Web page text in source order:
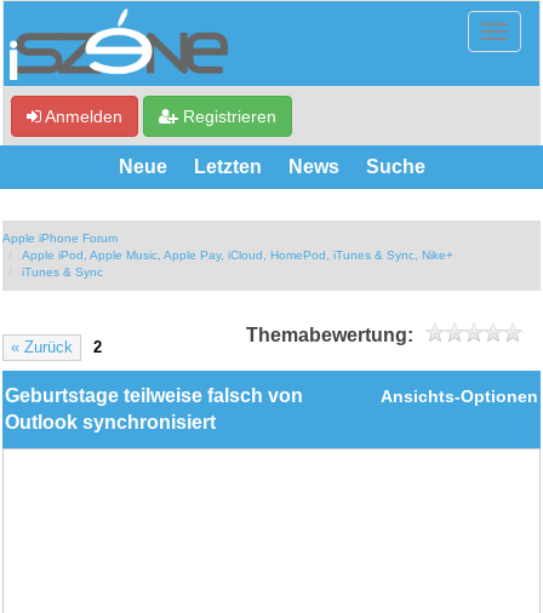
Anmelden Registrieren
Neue Letzten News Suche
Apple iPhone Forum
Apple iPod, Apple Music, Apple Pay, iCloud, HomePod, iTunes & Sync, Nike+
iTunes & Sync
« Zurück 2
Themabewertung:
Ansichts-Optionen
Geburtstage teilweise falsch von
Outlook synchronisiert